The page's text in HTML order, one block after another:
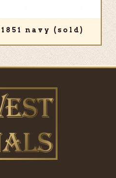
navy (sold)